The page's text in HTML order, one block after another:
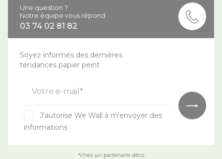
Une question ?
Notre équipe vous répond
03 74 02 81 82
Soyez informés des dernières
tendances papier peint
Votre e-mail*
J'autorise We Wall à m'envoyer des
informations
*chez un partenaire déco